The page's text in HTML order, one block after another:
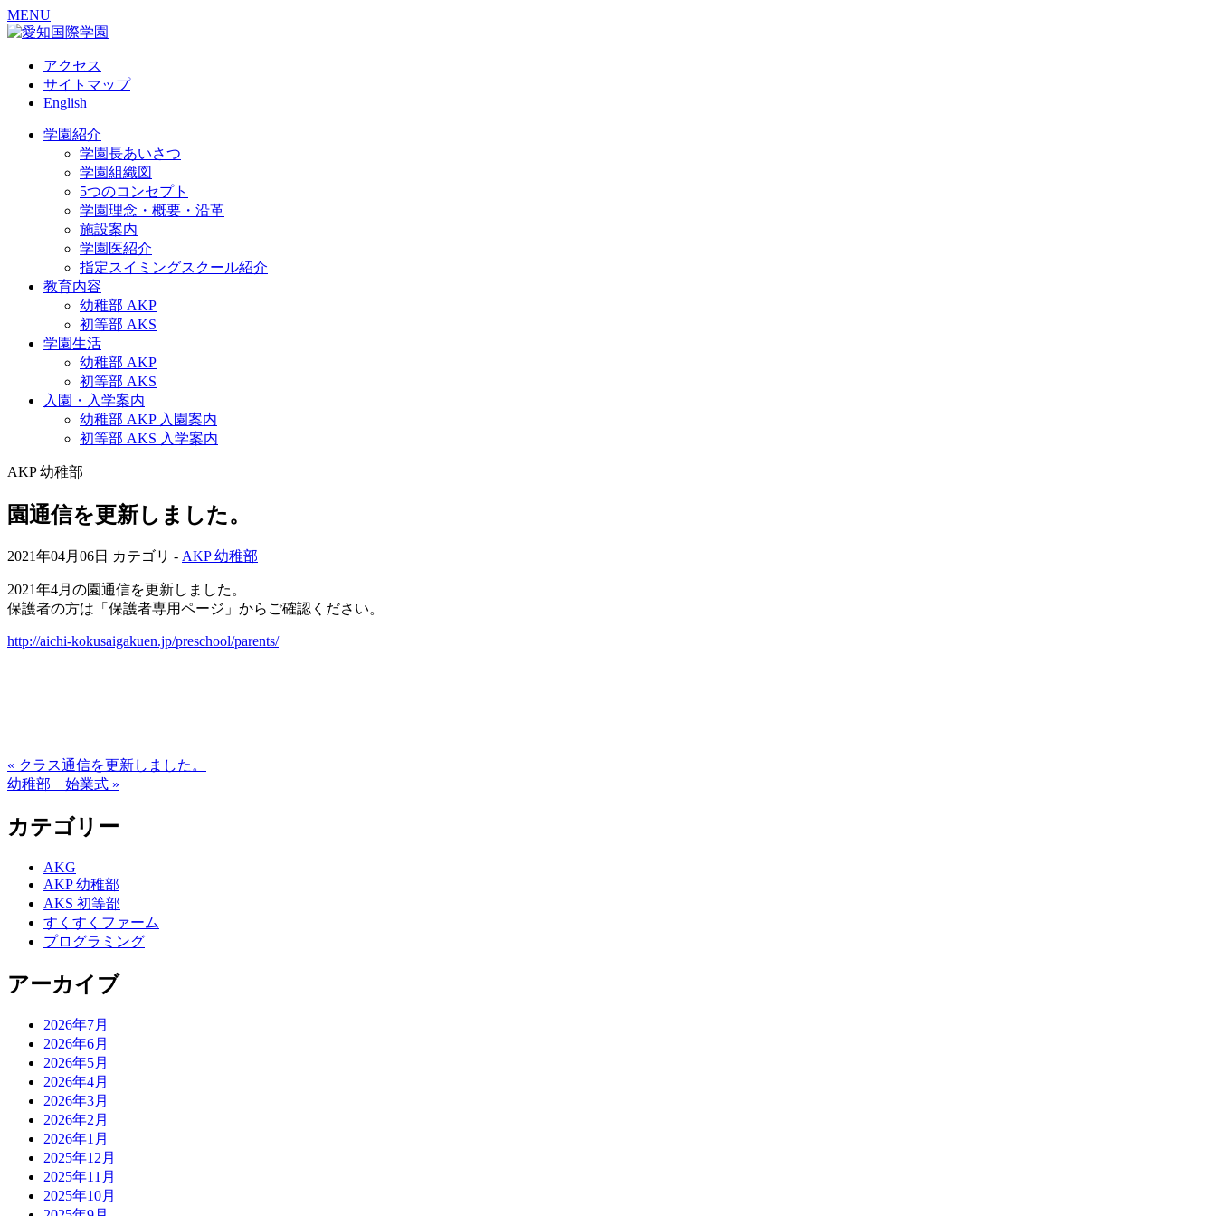
MENU
アクセス
サイトマップ
English
学園紹介
学園長あいさつ
学園組織図
5つのコンセプト
学園理念・概要・沿革
施設案内
学園医紹介
指定スイミングスクール紹介
教育内容
幼稚部 AKP
初等部 AKS
学園生活
幼稚部 AKP
初等部 AKS
入園・入学案内
幼稚部 AKP 入園案内
初等部 AKS 入学案内
AKP 幼稚部
園通信を更新しました。
2021年04月06日 カテゴリ - AKP 幼稚部
2021年4月の園通信を更新しました。
保護者の方は「保護者専用ページ」からご確認ください。
http://aichi-kokusaigakuen.jp/preschool/parents/
« クラス通信を更新しました。
幼稚部 始業式 »
カテゴリー
AKG
AKP 幼稚部
AKS 初等部
すくすくファーム
プログラミング
アーカイブ
2026年7月
2026年6月
2026年5月
2026年4月
2026年3月
2026年2月
2026年1月
2025年12月
2025年11月
2025年10月